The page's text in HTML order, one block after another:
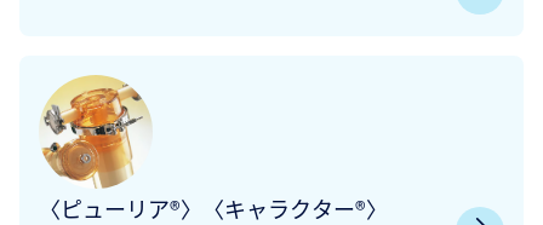
〈ピューリア®〉〈キャラクター®〉